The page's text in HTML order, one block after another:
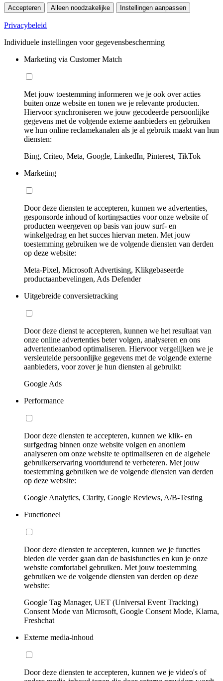
Accepteren Alleen noodzakelijke Instellingen aanpassen
Privacybeleid
Individuele instellingen voor gegevensbescherming
Marketing via Customer Match
Met jouw toestemming informeren we je ook over acties
buiten onze website en tonen we je relevante producten.
Hiervoor synchroniseren we jouw gecodeerde persoonlijke
gegevens met de volgende externe aanbieders en gebruiken
we hun online reclamekanalen als je al gebruik maakt van hun
diensten:
Bing, Criteo, Meta, Google, LinkedIn, Pinterest, TikTok
Marketing
Door deze diensten te accepteren, kunnen we advertenties,
gesponsorde inhoud of kortingsacties voor onze website of
producten weergeven op basis van jouw surf- en
winkelgedrag en het succes hiervan meten. Met jouw
toestemming gebruiken we de volgende diensten van derden
op deze website:
Meta-Pixel, Microsoft Advertising, Klikgebaseerde
productaanbevelingen, Ads Defender
Uitgebreide conversietracking
Door deze dienst te accepteren, kunnen we het resultaat van
onze online advertenties beter volgen, analyseren en ons
advertentieaanbod optimaliseren. Hiervoor vergelijken we je
versleutelde persoonlijke gegevens met de volgende externe
aanbieders, voor zover je hun diensten al gebruikt:
Google Ads
Performance
Door deze diensten te accepteren, kunnen we klik- en
surfgedrag binnen onze website volgen en anoniem
analyseren om onze website te optimaliseren en de algehele
gebruikerservaring voortdurend te verbeteren. Met jouw
toestemming gebruiken we de volgende diensten van derden
op deze website:
Google Analytics, Clarity, Google Reviews, A/B-Testing
Functioneel
Door deze diensten te accepteren, kunnen we je functies
bieden die verder gaan dan de basisfuncties en kun je onze
website comfortabel gebruiken. Met jouw toestemming
gebruiken we de volgende diensten van derden op deze
website:
Google Tag Manager, UET (Universal Event Tracking)
Consent Mode van Microsoft, Google Consent Mode, Klarna,
Freshchat
Externe media-inhoud
Door deze diensten te accepteren, kunnen we je video's of